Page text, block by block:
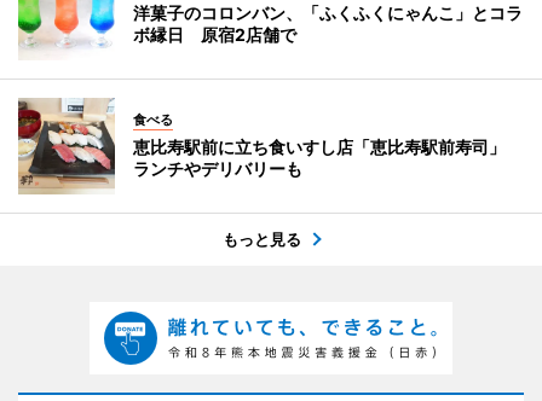
洋菓子のコロンバン、「ふくふくにゃんこ」とコラ
ボ縁日 原宿2店舗で
食べる
恵比寿駅前に立ち食いすし店「恵比寿駅前寿司」
ランチやデリバリーも
もっと見る